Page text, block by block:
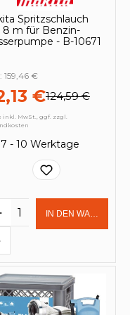
Spritzschlauch
8 m für Benzin-
- B-10671
€124,59 €
159,46 €
inkl. MwSt., ggf. zzgl.
7 - 10 Werktage
Anzahl:
IN DEN